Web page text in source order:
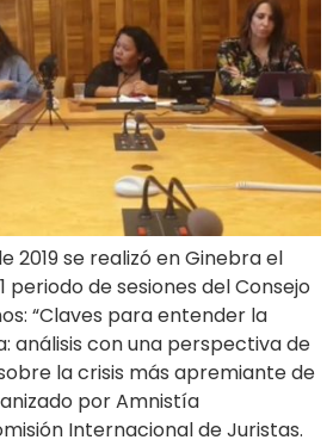
2019 se realizó en Ginebra el
de sesiones del Consejo
“Claves para entender la
análisis con una perspectiva de
la crisis más apremiante de
por Amnistía
Internacional de Juristas.